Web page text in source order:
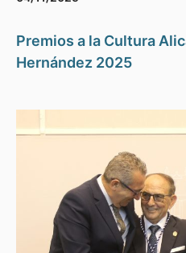
Premios a la Cultura
Hernández 2025